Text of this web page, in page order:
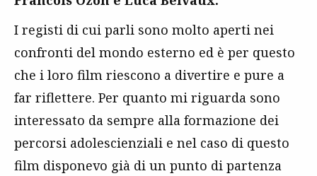
I registi di cui parli sono molto aperti nei
confronti del mondo esterno ed è per questo
che i loro film riescono a divertire e pure a
far riflettere. Per quanto mi riguarda sono
interessato da sempre alla formazione dei
percorsi adolescienziali e nel caso di questo
film disponevo già di un punto di partenza